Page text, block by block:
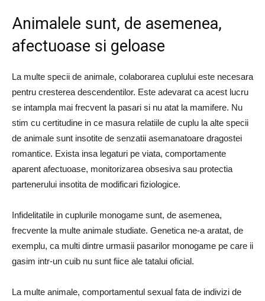
Animalele sunt, de asemenea,
afectuoase si geloase
La multe specii de animale, colaborarea cuplului este necesara
pentru cresterea descendentilor. Este adevarat ca acest lucru
se intampla mai frecvent la pasari si nu atat la mamifere. Nu
stim cu certitudine in ce masura relatiile de cuplu la alte specii
de animale sunt insotite de senzatii asemanatoare dragostei
romantice. Exista insa legaturi pe viata, comportamente
aparent afectuoase, monitorizarea obsesiva sau protectia
partenerului insotita de modificari fiziologice.
Infidelitatile in cuplurile monogame sunt, de asemenea,
frecvente la multe animale studiate. Genetica ne-a aratat, de
exemplu, ca multi dintre urmasii pasarilor monogame pe care ii
gasim intr-un cuib nu sunt fiice ale tatalui oficial.
La multe animale, comportamentul sexual fata de indivizi de